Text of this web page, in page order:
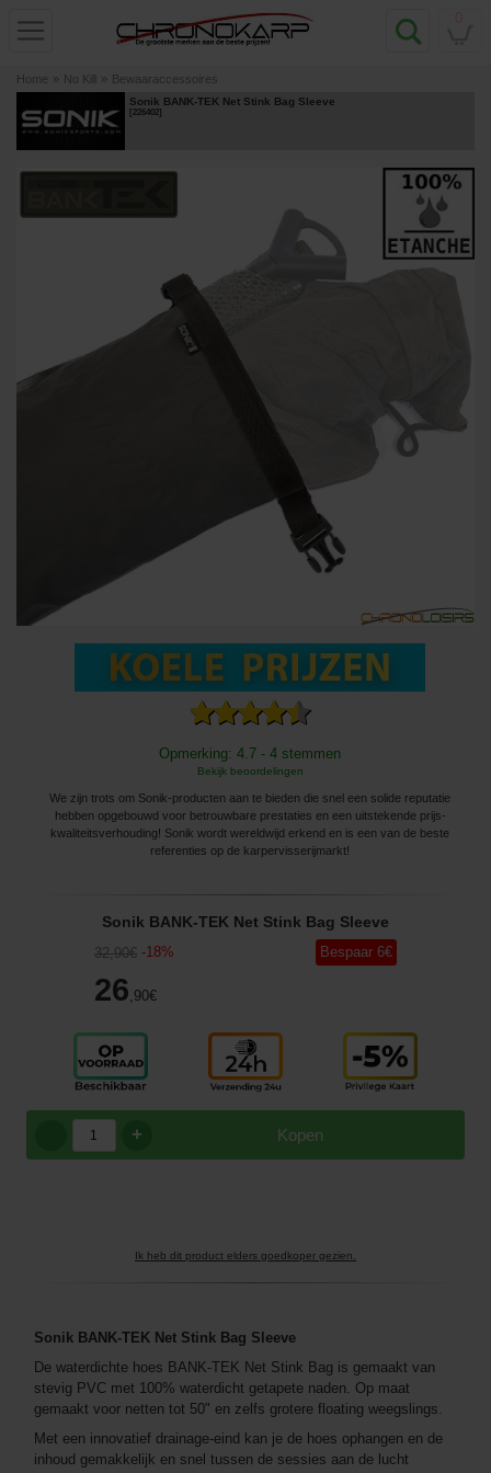
Home » No Kill » Bewaaraccessoires
Sonik BANK-TEK Net Stink Bag Sleeve
[226402]
Opmerking: 4.7 - 4 stemmen
Bekijk beoordelingen
We zijn trots om Sonik-producten aan te bieden die snel een solide reputatie
hebben opgebouwd voor betrouwbare prestaties en een uitstekende prijs-
kwaliteitsverhouding! Sonik wordt wereldwijd erkend en is een van de beste
referenties op de karpervisserijmarkt!
Sonik BANK-TEK Net Stink Bag Sleeve
32,90€ -18%
26 ,90€
Bespaar 6€
Kopen
+
Ik heb dit product elders goedkoper gezien.
Sonik BANK-TEK Net Stink Bag Sleeve
De waterdichte hoes BANK-TEK Net Stink Bag is gemaakt van
stevig PVC met 100% waterdicht getapete naden. Op maat
gemaakt voor netten tot 50" en zelfs grotere floating weegslings.
Met een innovatief drainage-eind kan je de hoes ophangen en de
inhoud gemakkelijk en snel tussen de sessies aan de lucht